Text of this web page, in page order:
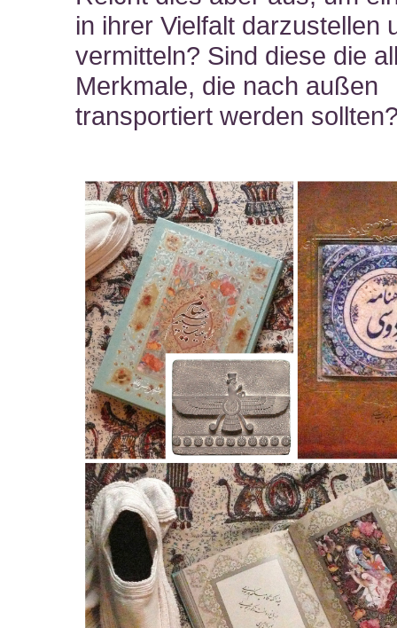
in ihrer Vielfalt darzustellen
vermitteln? Sind diese die
Merkmale, die nach außen
transportiert werden